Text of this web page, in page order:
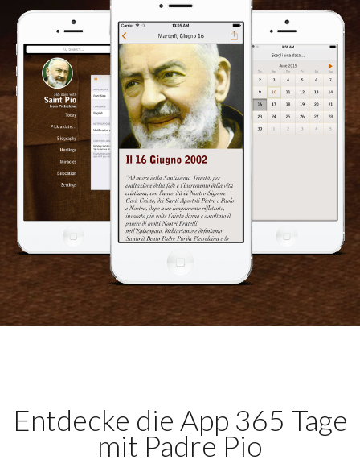
Entdecke die App 365 Tage
mit Padre Pio